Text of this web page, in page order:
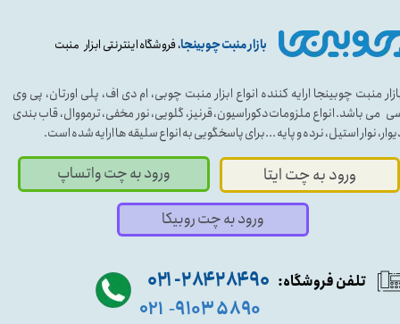
بازار منبت چوبینجا، فروشگاه اینترنتی ابزار منبت
منبت چوبینجا ارایه کننده انواع ابزار منبت چوبی، ام دی اف، پلی اورتان، پی وی
می باشد. انواع ملزومات دکوراسیون، قرنیز، گلویی، نور مخفی، ترمووال، قاب بندی
نوار استیل، نرده و پایه ...برای پاسخگویی به انواع سلیقه ها ارایه شده است.
ورود به چت ایتا ورود به چت واتساپ
تلفن فروشگاه: ۹۰ ۲۸۴ ۲۸۴- ۰۲۱
۵۸۹۰ ۹۱۰۳ -۰۲۱
ورود به چت روبیکا